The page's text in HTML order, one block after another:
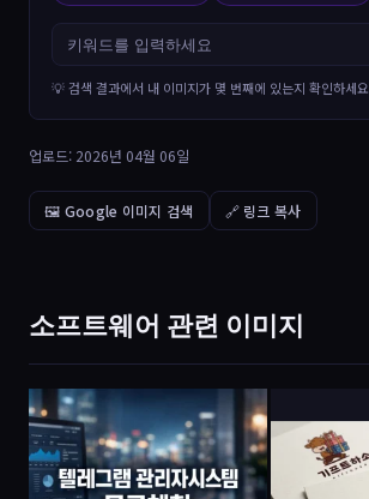
💡 검색 결과에서 내 이미지가 몇 번째에 있는지 확인하세요
업로드: 2026년 04월 06일
🖼️ Google 이미지 검색 🔗 링크 복사
소프트웨어 관련 이미지